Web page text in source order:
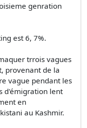
genration
est 6, 7%.
trrois vagues
provenant de la
vague pendant les
d'émigration lent
en
au Kashmir.